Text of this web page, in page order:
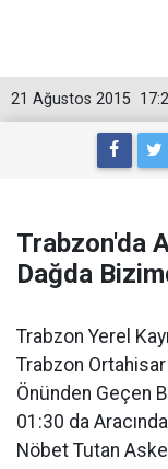
21 Ağustos 2015
Trabzon'da
Dağda
Trabzon Yerel
Trabzon
Önünden Geçen
01:30 da
Nöbet Tutan